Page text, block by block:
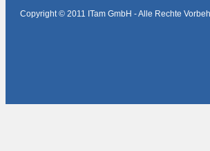
Copyright © 2011 ITam GmbH - Alle Rechte